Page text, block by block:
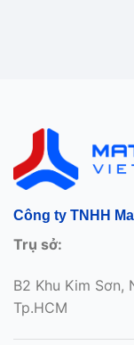
Công ty TNHH
Trụ sở:
B2 Khu Kim Sơn,
Tp.HCM